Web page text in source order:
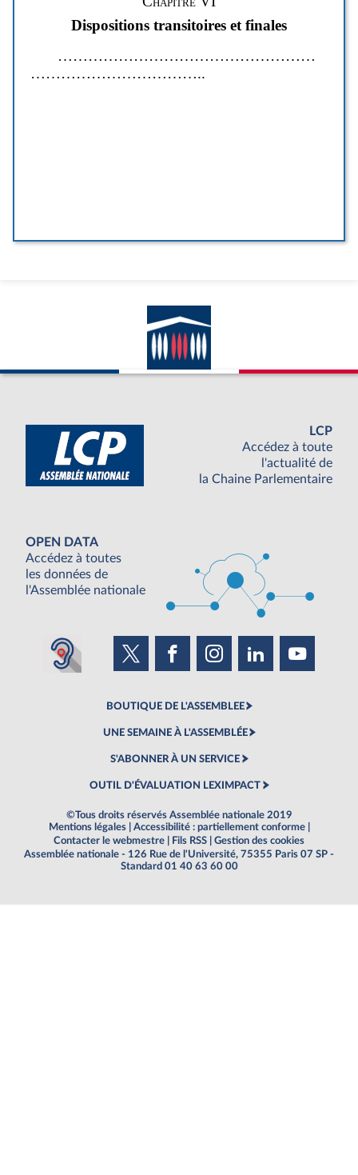
LCP
Accédez à toute
l'actualité de
la Chaine Parlementaire
OPEN DATA
Accédez à toutes
les données de
l'Assemblée nationale
BOUTIQUE DE L'ASSEMBLEE
UNE SEMAINE À L'ASSEMBLÉE
S'ABONNER À UN SERVICE
OUTIL D'ÉVALUATION LEXIMPACT
©Tous droits réservés Assemblée nationale 2019
Mentions légales
Accessibilité : partiellement conforme
Contacter le webmestre
Fils RSS
Gestion des cookies
Assemblée nationale - 126 Rue de l'Université, 75355 Paris 07 SP -
Standard 01 40 63 60 00